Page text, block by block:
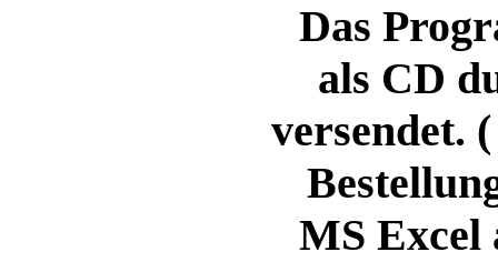
Das
als CD
versendet.
MS Excel